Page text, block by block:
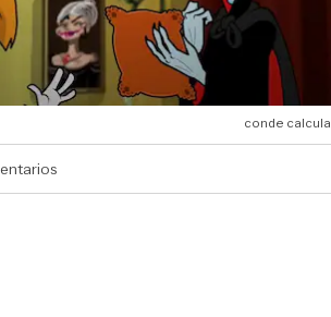
conde calcula